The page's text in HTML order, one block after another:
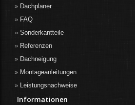
Dachplaner
FAQ
Sonderkantteile
Referenzen
Dachneigung
Montageanleitungen
Leistungsnachweise
Informationen